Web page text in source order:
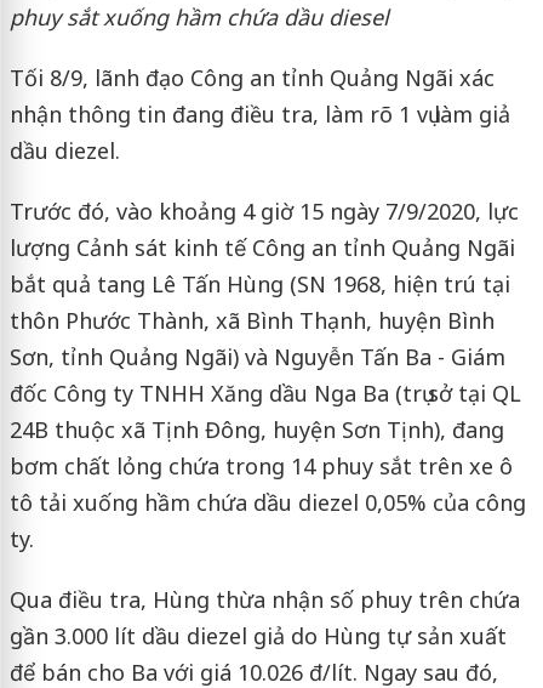
phuy sắt xuống hầm chứa dầu diesel
Tối 8/9, lãnh đạo Công an tỉnh Quảng Ngãi xác
nhận thông tin đang điều tra, làm rõ 1 vụ làm giả
dầu diezel.
Trước đó, vào khoảng 4 giờ 15 ngày 7/9/2020, lực
lượng Cảnh sát kinh tế Công an tỉnh Quảng Ngãi
bắt quả tang Lê Tấn Hùng (SN 1968, hiện trú tại
thôn Phước Thành, xã Bình Thạnh, huyện Bình
Sơn, tỉnh Quảng Ngãi) và Nguyễn Tấn Ba - Giám
đốc Công ty TNHH Xăng dầu Nga Ba (trụ sở tại QL
24B thuộc xã Tịnh Đông, huyện Sơn Tịnh), đang
bơm chất lỏng chứa trong 14 phuy sắt trên xe ô
tô tải xuống hầm chứa dầu diezel 0,05% của công
ty.
Qua điều tra, Hùng thừa nhận số phuy trên chứa
gần 3.000 lít dầu diezel giả do Hùng tự sản xuất
để bán cho Ba với giá 10.026 đ/lít. Ngay sau đó,